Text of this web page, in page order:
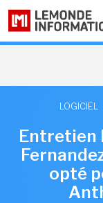
LOGICIEL
Entretien
opté